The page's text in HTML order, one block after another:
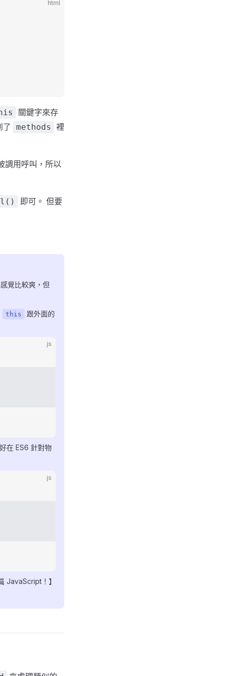
html
關鍵字來存
了 methods
裡
調用呼叫，所以
即可。 但要
覺比較爽，但
this 跟外面的
js
在 ES6 針對物
js
JavaScript！】